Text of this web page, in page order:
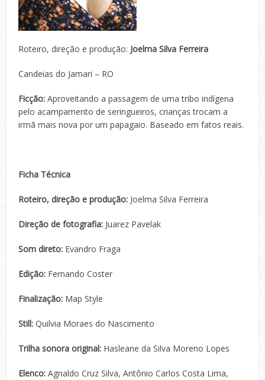
Roteiro, direção e produção: Joelma Silva Ferreira
Candeias do Jamari – RO
Ficção:Aproveitando a passagem de uma tribo indígena
pelo acampamento de seringueiros, crianças trocam a
irmã mais nova por um papagaio. Baseado em fatos reais.
Ficha Técnica
Roteiro, direção e produção: Joelma Silva Ferreira
Direção de fotografia: Juarez Pavelak
Som direto: Evandro Fraga
Edição: Fernando Coster
Finalização: Map Style
Still: Quilvia Moraes do Nascimento
Trilha sonora original: Hasleane da Silva Moreno Lopes
Elenco: Agnaldo Cruz Silva, Antônio Carlos Costa Lima,